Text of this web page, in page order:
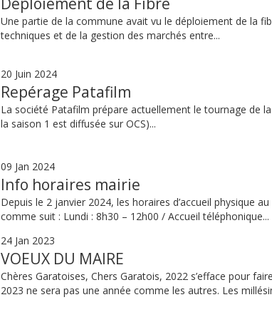
Une partie de la commune avait vu le déploiement de la
techniques et de la gestion des marchés entre...
20 Juin 2024
Repérage Patafilm
La société Patafilm prépare actuellement le tournage de
la saison 1 est diffusée sur OCS)...
09 Jan 2024
Info horaires mairie
Depuis le 2 janvier 2024, les horaires d’accueil physique
comme suit : Lundi : 8h30 – 12h00 / Accueil téléphonique...
24 Jan 2023
VOEUX DU MAIRE
Chères Garatoises, Chers Garatois, 2022 s’efface pour
2023 ne sera pas une année comme les autres. Les